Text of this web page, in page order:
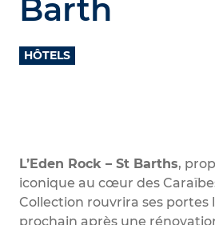
Barth
HÔTELS
L’Eden Rock – St Barths,
iconique au cœur des
Collection rouvrira ses portes
prochain après une